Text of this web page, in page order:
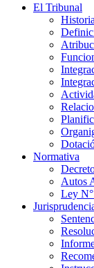
El Tribunal
Historia
Normativa
Autos
Ley